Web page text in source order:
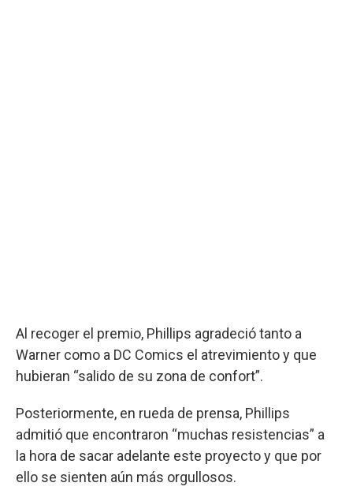
Al recoger el premio, Phillips agradeció tanto a
Warner como a DC Comics el atrevimiento y que
hubieran “salido de su zona de confort”.
Posteriormente, en rueda de prensa, Phillips
admitió que encontraron “muchas resistencias” a
la hora de sacar adelante este proyecto y que por
ello se sienten aún más orgullosos.